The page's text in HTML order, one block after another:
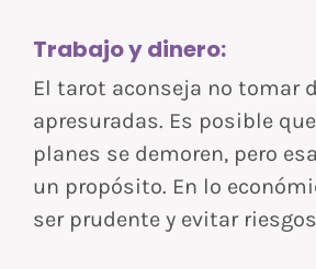
Trabajo y dinero:
El tarot aconseja no tomar
apresuradas. Es posible
planes se demoren, pero
un propósito. En lo
ser prudente y evitar